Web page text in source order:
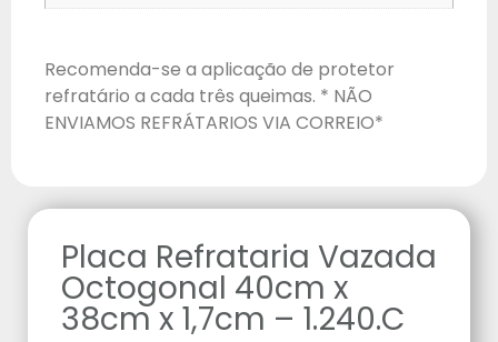
Recomenda-se a aplicação de protetor
refratário a cada três queimas. * NÃO
ENVIAMOS REFRÁTARIOS VIA CORREIO*
Placa Refrataria Vazada
Octogonal 40cm x
38cm x 1,7cm – 1.240.C